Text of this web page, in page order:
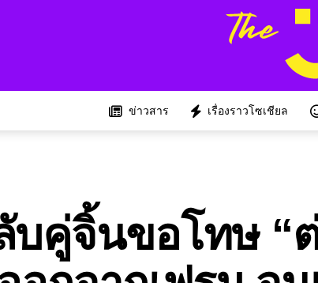
ข่าวสาร เรื่องราวโซเชียล
คู่จิ้นขอโทษ “